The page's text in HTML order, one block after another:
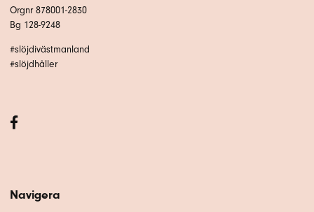
Orgnr 878001-2830
Bg 128-9248
#slöjdivästmanland
#slöjdhåller
Navigera